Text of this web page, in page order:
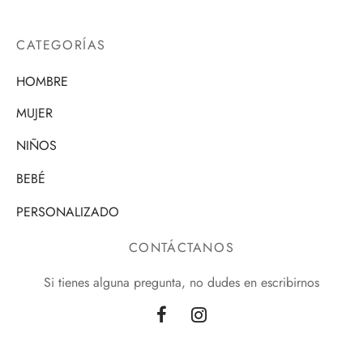
CATEGORÍAS
HOMBRE
MUJER
NIÑOS
BEBÉ
PERSONALIZADO
CONTÁCTANOS
Si tienes alguna pregunta, no dudes en escribirnos